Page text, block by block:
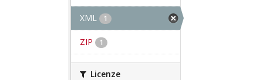
XML 1
ZIP 1
Licenze